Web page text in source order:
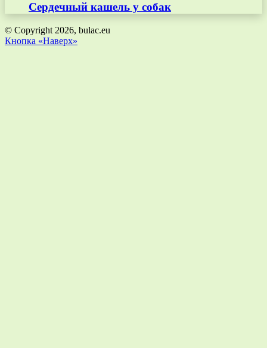
Сердечный кашель у собак
© Copyright 2026, bulac.eu
Кнопка «Наверх»